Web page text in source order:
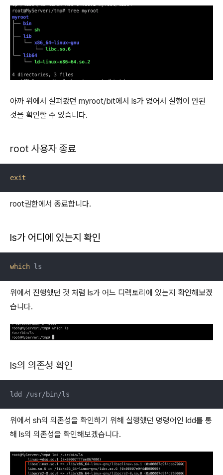
아까 위에서 살펴봤던 myroot/bit에서 ls가 없어서 실행이 안된
것을 확인할 수 있습니다.
root 사용자 종료
exit
root권한에서 종료합니다.
ls가 어디에 있는지 확인
which ls
위에서 진행했던 것 처럼 ls가 어느 디렉토리에 있는지 확인해보겠
습니다.
ls의 의존성 확인
ldd /usr/bin/ls
위에서 sh의 의존성을 확인하기 위해 실행했던 명령어인 ldd를 통
해 ls의 의존성을 확인해보겠습니다.